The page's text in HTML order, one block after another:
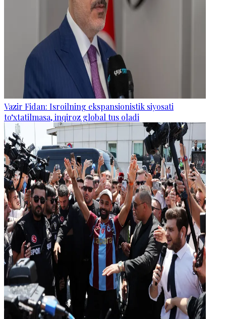
Vazir Fidan: Isroilning ekspansionistik siyosati
to‘xtatilmasa, inqiroz global tus oladi